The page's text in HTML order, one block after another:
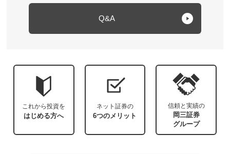
Q&A
これから投資を
はじめる方へ
ネット証券の
6つのメリット
信頼と実績の
岡三証券
グループ